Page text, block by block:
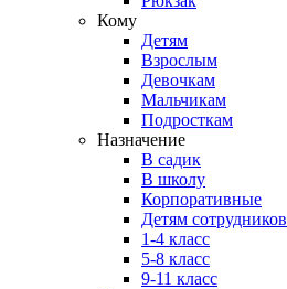
Кому
Детям
Взрослым
Девочкам
Мальчикам
Подросткам
Назначение
В садик
В школу
Корпоративные
Детям сотрудников
1-4 класс
5-8 класс
9-11 класс